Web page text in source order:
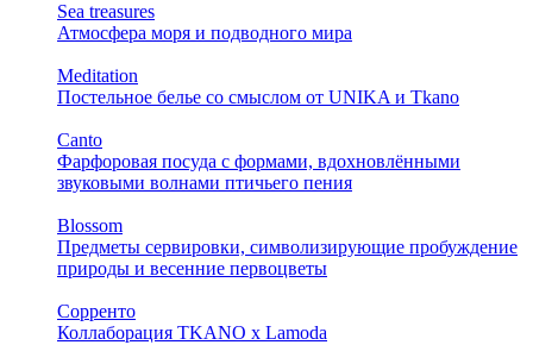
Sea treasures
Атмосфера моря и подводного мира
Meditation
Постельное белье со смыслом от UNIKA и Tkano
Canto
Фарфоровая посуда с формами, вдохновлёнными
звуковыми волнами птичьего пения
Blossom
Предметы сервировки, символизирующие пробуждение
природы и весенние первоцветы
Сорренто
Коллаборация TKANO х Lamoda